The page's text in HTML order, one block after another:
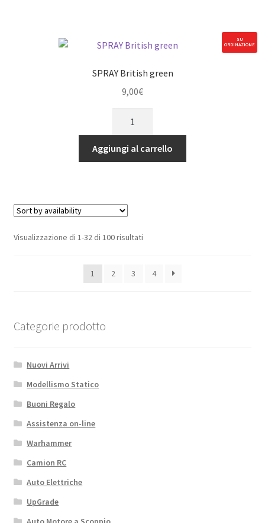
SU
ORDINAZIONE
SPRAY British green
9,00€
green
quantità
Aggiungi al carrello
Visualizzazione di 1-32 di 100 risultati
1 2 3 4
Categorie prodotto
Nuovi Arrivi
Modellismo Statico
Buoni Regalo
Assistenza on-line
Warhammer
Camion RC
Auto Elettriche
UpGrade